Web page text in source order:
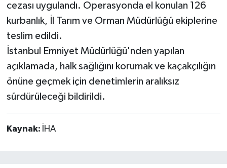
cezası uygulandı. Operasyonda el konulan 126
kurbanlık, İl Tarım ve Orman Müdürlüğü ekiplerine
teslim edildi.
İstanbul Emniyet Müdürlüğü'nden yapılan
açıklamada, halk sağlığını korumak ve kaçakçılığın
önüne geçmek için denetimlerin aralıksız
sürdürüleceği bildirildi.
Kaynak: İHA